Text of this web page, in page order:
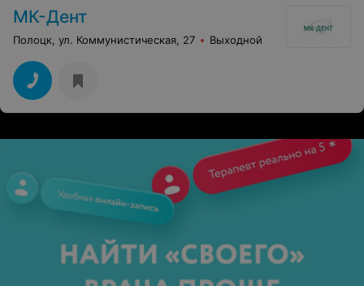
МК-Дент
Полоцк, ул. Коммунистическая, 27 Выходной